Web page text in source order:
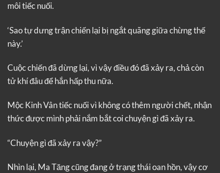
môi tiếc nuối.
‘Sao tự dưng trận chiến lại bị ngắt quãng giữa chừng thế
này.’
Cuộc chiến đã dừng lại, vì vậy điều đó đã xảy ra, chả còn
tử khí đâu để hắn hấp thu nữa.
Mộc Kinh Vân tiếc nuối vì không có thêm người chết, nhận
thức được mình phải nắm bắt coi chuyện gì đã xảy ra.
“Chuyện gì đã xảy ra vậy?”
Nhìn lại, Ma Tăng cũng đang ở trạng thái oan hồn, vậy cơ